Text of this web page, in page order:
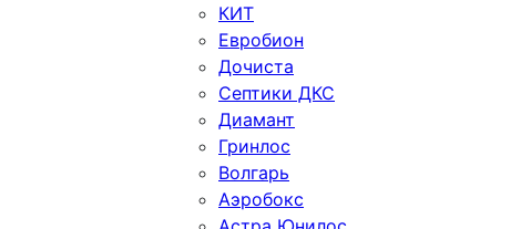
КИТ
Евробион
Дочиста
Септики ДКС
Диамант
Гринлос
Волгарь
Аэробокс